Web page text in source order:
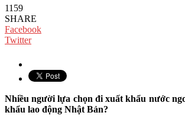
1159
SHARE
Facebook
Twitter
Nhiều người lựa chọn đi xuất khẩu nước
khẩu lao động Nhật Bản?